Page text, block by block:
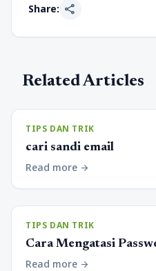
Share: share
Related Articles
TIPS DAN TRIK
cari sandi email
Read more arrow_forward
TIPS DAN TRIK
Cara Mengatasi
Read more arrow_forward